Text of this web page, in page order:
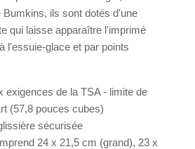
Bumkins, ils sont dotés d'une
qui laisse apparaître l'imprimé
l'essuie-glace et par points
exigences de la TSA - limite de
(57,8 pouces cubes)
sécurisée
24 x 21,5 cm (grand), 23 x